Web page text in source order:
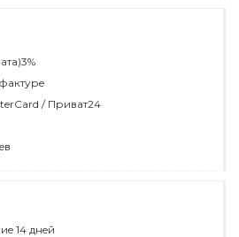
/ Привaт24
14 днeй